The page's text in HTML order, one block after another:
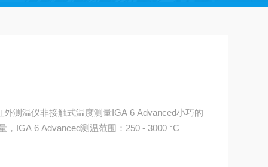
测温仪非接触式温度测量IGA 6 Advanced小巧的
IGA 6 Advanced测温范围：250 - 3000 °C